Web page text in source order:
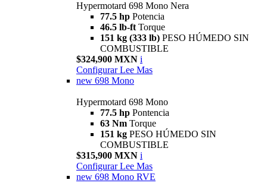
Hypermotard 698 Mono Nera
77.5 hp Potencia
46.5 lb-ft Torque
151 kg (333 lb) PESO HÚMEDO SIN
COMBUSTIBLE
$324,900 MXN i
Configurar Lee Mas
new 698 Mono
Hypermotard 698 Mono
77.5 hp Pontencia
63 Nm Torque
151 kg PESO HÚMEDO SIN
COMBUSTIBLE
$315,900 MXN i
Configurar Lee Mas
new 698 Mono RVE